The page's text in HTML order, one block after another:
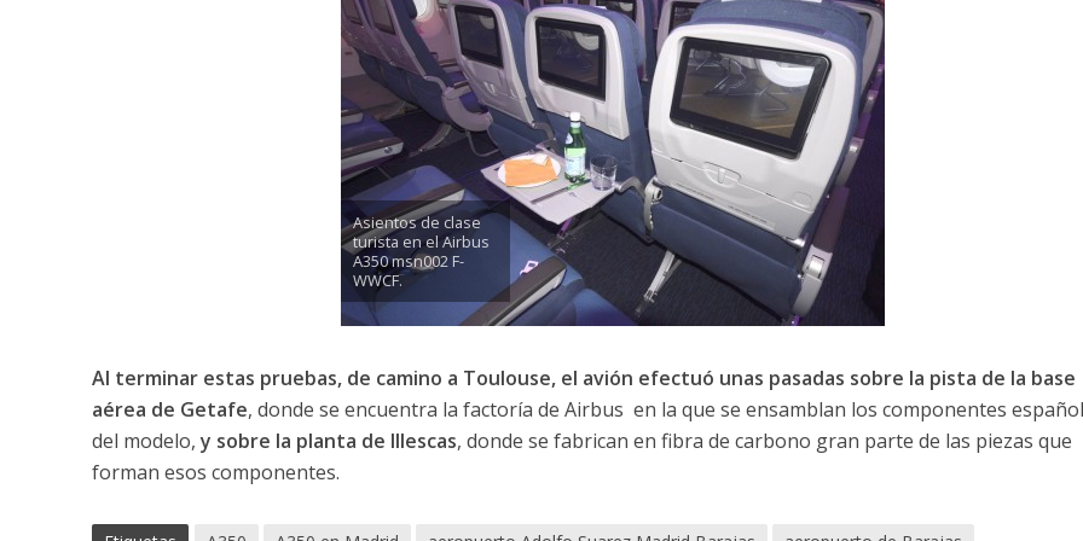
Asientos de clase
turista en el Airbus
A350 msn002 F-
WWCF.
Al terminar estas pruebas, de camino a Toulouse, el avión efectuó unas pasadas sobre la pista de la base
aérea de Getafe, donde se encuentra la factoría de Airbus en la que se ensamblan los componentes
del modelo,y sobre la planta de Illescas, donde se fabrican en fibra de carbono gran parte de las piezas que
forman esos componentes.